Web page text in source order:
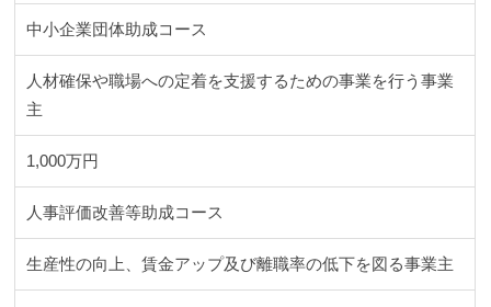
中小企業団体助成コース
人材確保や職場への定着を支援するための事業を行う事業
主
1,000万円
人事評価改善等助成コース
生産性の向上、賃金アップ及び離職率の低下を図る事業主